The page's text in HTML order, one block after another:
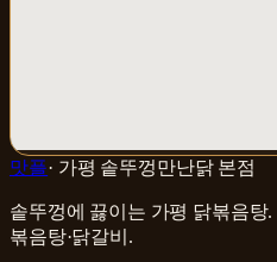
맛플· 가평 솥뚜껑만난닭 본점
솥뚜껑에 끓이는 가평 닭볶음탕.
볶음탕·닭갈비 .